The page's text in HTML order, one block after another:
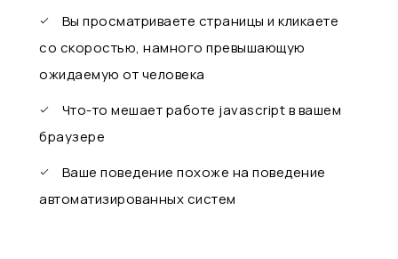
Вы просматриваете страницы и кликаете
со скоростью, намного превышающую
ожидаемую от человека
Что-то мешает работе javascript в вашем
браузере
Ваше поведение похоже на поведение
автоматизированных систем